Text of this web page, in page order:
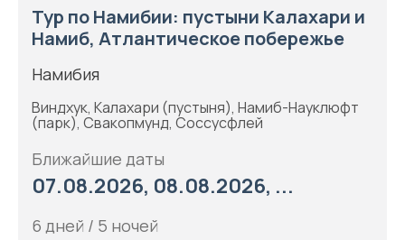
Тур по Намибии: пустыни Калахари и
Намиб, Атлантическое побережье
Намибия
Виндхук, Калахари (пустыня), Намиб-Науклюфт
(парк), Свакопмунд, Соссусфлей
Ближайшие даты
07.08.2026, 08.08.2026, ...
6 дней / 5 ночей